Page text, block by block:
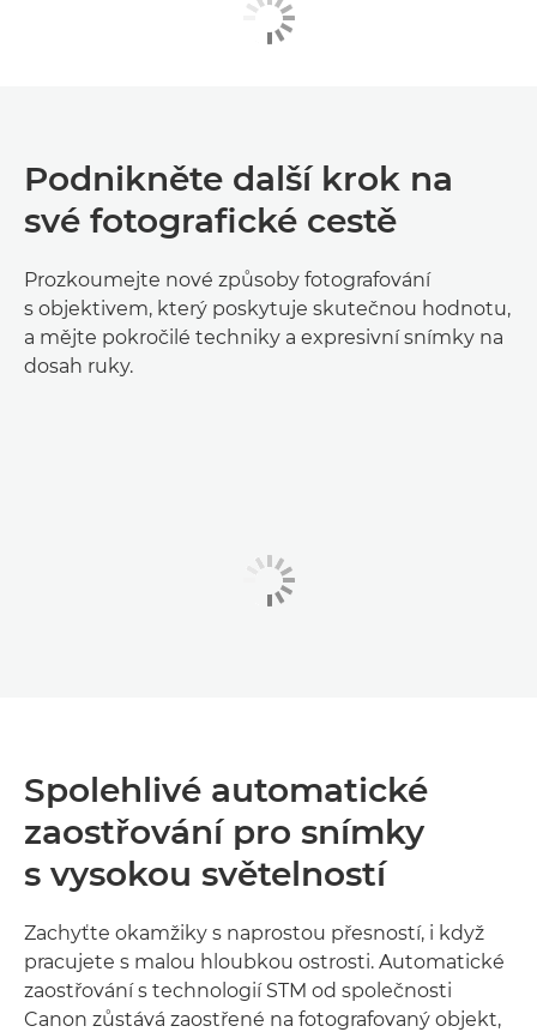
Podnikněte další krok na
své fotografické cestě
Prozkoumejte nové způsoby fotografování
s objektivem, který poskytuje skutečnou hodnotu,
a mějte pokročilé techniky a expresivní snímky na
dosah ruky.
Spolehlivé automatické
zaostřování pro snímky
s vysokou světelností
Zachyťte okamžiky s naprostou přesností, i když
pracujete s malou hloubkou ostrosti. Automatické
zaostřování s technologií STM od společnosti
Canon zůstává zaostřené na fotografovaný objekt,